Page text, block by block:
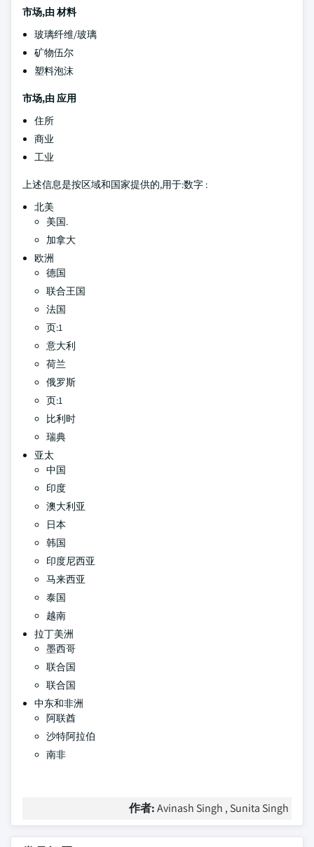
市场,由材料
玻璃纤维/玻璃
矿物伍尔
塑料泡沫
市场,由应用
住所
商业
工业
上述信息是按区域和国家提供的,用于:数字 :
北美
美国.
加拿大
欧洲
德国
联合王国
法国
页:1
意大利
荷兰
俄罗斯
页:1
比利时
瑞典
亚太
中国
印度
澳大利亚
日本
韩国
印度尼西亚
马来西亚
泰国
越南
拉丁美洲
墨西哥
联合国
联合国
中东和非洲
阿联酋
沙特阿拉伯
南非
作者:Avinash Singh , Sunita Singh